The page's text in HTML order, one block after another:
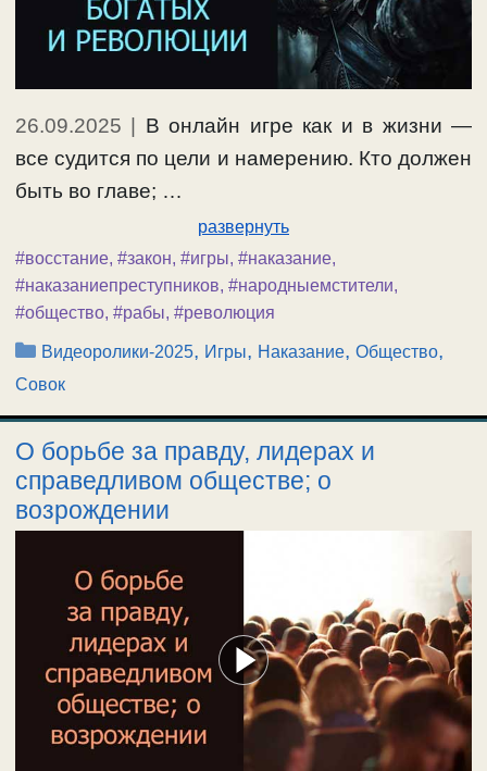
26.09.2025 | В онлайн игре как и в жизни —
все судится по цели и намерению. Кто должен
быть во главе; …
развернуть
#восстание, #закон, #игры, #наказание,
#наказаниепреступников, #народныемстители,
#общество, #рабы, #революция
Рубрики
Видеоролики-2025, Игры, Наказание,Общество,
Совок
О борьбе за правду, лидерах и
справедливом обществе; о
возрождении